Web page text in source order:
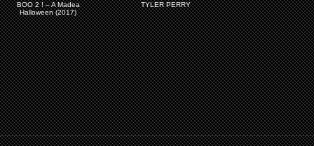
BOO 2 ! – A Madea
Halloween (2017)
TYLER PERRY